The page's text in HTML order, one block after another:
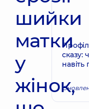
шийки
матки
у
жінок,
сказу:
навіть